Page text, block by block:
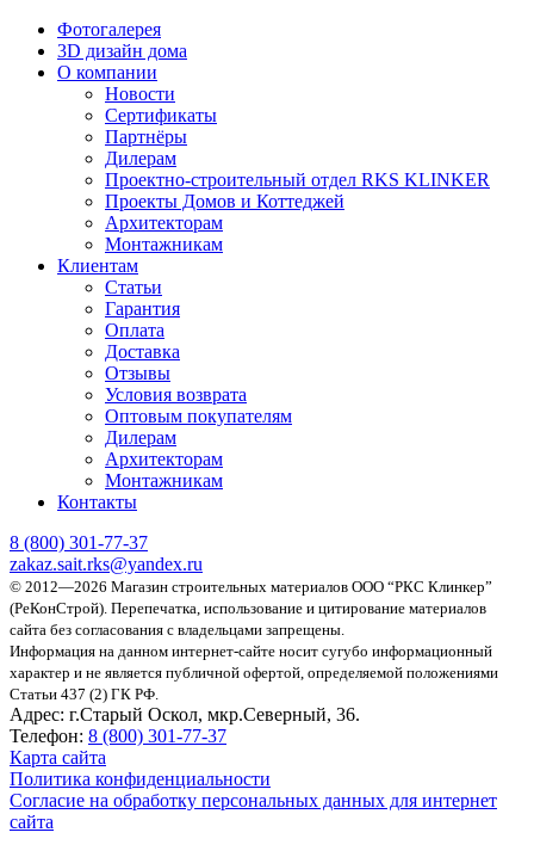
Фотогалерея
3D дизайн дома
О компании
Новости
Сертификаты
Партнёры
Дилерам
Проектно-строительный отдел RKS KLINKER
Проекты Домов и Коттеджей
Архитекторам
Монтажникам
Клиентам
Статьи
Гарантия
Оплата
Доставка
Отзывы
Условия возврата
Оптовым покупателям
Дилерам
Архитекторам
Монтажникам
Контакты
8 (800) 301-77-37
zakaz.sait.rks@yandex.ru
© 2012—2026 Магазин строительных материалов ООО “РКС Клинкер”
(РеКонСтрой). Перепечатка, использование и цитирование материалов
сайта без согласования с владельцами запрещены.
Информация на данном интернет-сайте носит сугубо информационный
характер и не является публичной офертой, определяемой положениями
Статьи 437 (2) ГК РФ.
Адрес: г.Старый Оскол, мкр.Северный, 36.
Телефон: 8 (800) 301-77-37
Карта сайта
Политика конфиденциальности
Согласие на обработку персональных данных для интернет
сайта